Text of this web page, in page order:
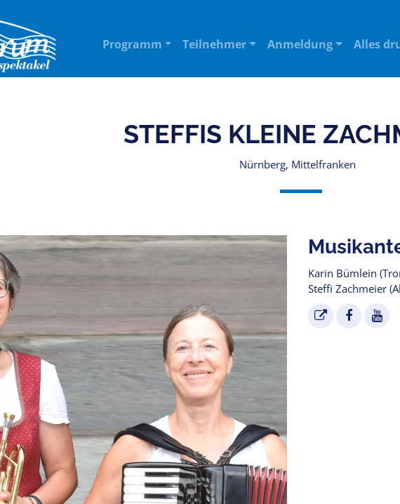
Programm Teilnehmer Anmeldung Alles
STEFFIS KLEINE
Nürnberg, Mittelfranken
Karin Bümlein
Steffi Zachmeier